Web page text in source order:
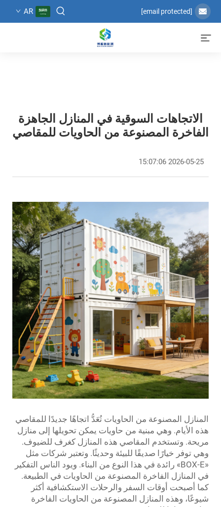
[email protected]
AR
الاتجاهات السوقية في المنازل الجاهزة
الفاخرة المصنوعة من الحاويات للمقاصي
2026-05-25 15:07:06
المنازل المصنوعة من الحاويات تُعَدُّ اتجاهًا جديدًا للمقاصي
هذه الأيام. وهي مبنية من حاويات يمكن تحويلها إلى منازل
مريحة. وتستخدم المقاصي هذه المنازل كغرف للضيوف.
وهي توفر خيارًا صديقًا للبيئة وحديثًا. وتعتبر شركات مثل
«BOX-E» رائدة في هذا النوع من البناء. ويود الناس التفكير
في المنازل الفاخرة المصنوعة من الحاويات في الطبيعة.
كما أصبحت أوقات السفر والرحلات الاستكشافية أكثر
شيوعًا، وهذه المنازل المصنوعة من الحاويات الفاخرة